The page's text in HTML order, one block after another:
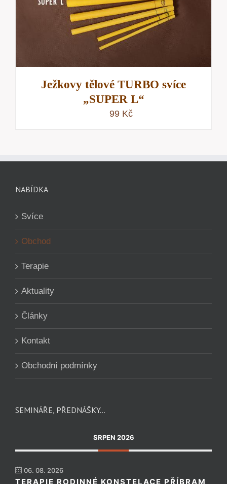
Ježkovy tělové TURBO svíce
„SUPER L“
99 Kč
NABÍDKA
Svíce
Obchod
Terapie
Aktuality
Články
Kontakt
Obchodní podmínky
SEMINÁŘE, PŘEDNÁŠKY…
SRPEN 2026
06. 08. 2026
TERAPIE RODINNÉ KONSTELACE PŘÍBRAM